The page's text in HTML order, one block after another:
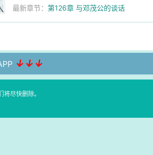
最新章节： 第126章 与邓茂公的谈话
↓↓↓
尽快删除。